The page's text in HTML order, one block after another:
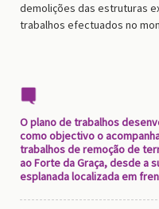
demolições das estruturas
trabalhos efectuados no
O plano de trabalhos
como objectivo o
trabalhos de remoção de
ao Forte da Graça, desde a
esplanada localizada em